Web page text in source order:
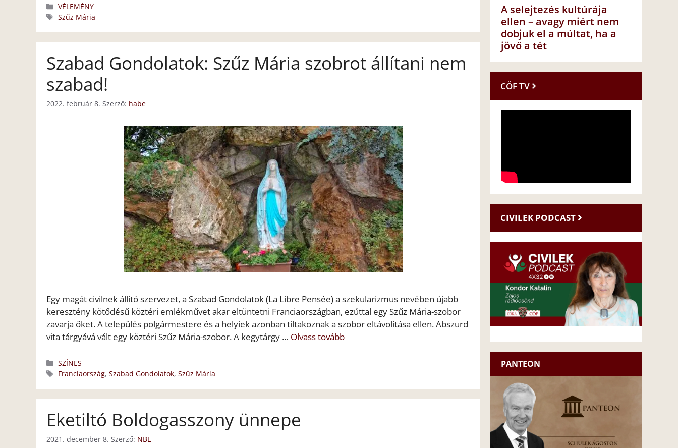
Kategória
VÉLEMÉNY
Címkék
Szűz Mária
Szabad Gondolatok: Szűz Mária szobrot állítani nem
szabad!
2022. február 8. Szerző: habe
Egy magát civilnek állító szervezet, a Szabad Gondolatok (La Libre Pensée) a szekularizmus nevében újabb
keresztény kötődésű köztéri emlékművet akar eltüntetni Franciaországban, ezúttal egy Szűz Mária-szobor
zavarja őket. A település polgármestere és a helyiek azonban tiltakoznak a szobor eltávolítása ellen. Abszurd
vita tárgyává vált egy köztéri Szűz Mária-szobor. A kegytárgy … Olvass tovább
Kategória
SZÍNES
Címkék
Franciaország,Szabad Gondolatok,Szűz Mária
Eketiltó Boldogasszony ünnepe
2021. december 8. Szerző: NBL
A selejtezés kultúrája
ellen – avagy miért nem
dobjuk el a múltat, ha a
jövő a tét
CÖF TV
CIVILEK PODCAST
PANTEON